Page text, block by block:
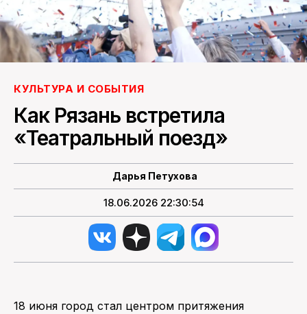
КУЛЬТУРА И СОБЫТИЯ
Как Рязань встретила
«Театральный поезд»
Дарья Петухова
18.06.2026 22:30:54
18 июня город стал центром притяжения